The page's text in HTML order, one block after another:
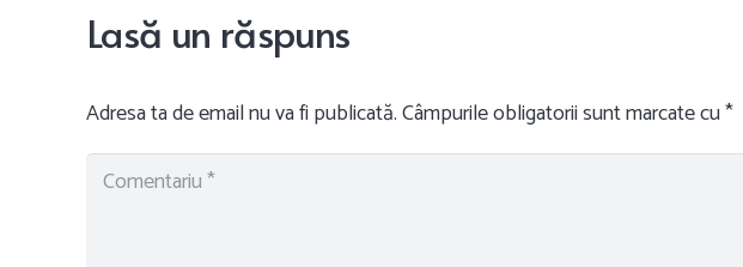
Lasă un răspuns
Adresa ta de email nu va fi publicată.Câmpurile obligatorii sunt marcate cu*